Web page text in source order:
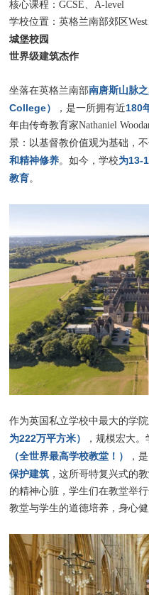
核心课程：GCSE、A-level
学校位置：英格兰南部郊区West
城堡校园
世界级建筑杰作
坐落在英格兰南部南唐斯山脉
College）
，是一所拥有近180
年由传奇教育家Nathaniel
景：以基督教价值观为基础，
和精神修养。如今，学校为13-
教育。
作为英国私立学校中最大的学
为222万平方米）
，规模宏大
（全世界最高学校教堂！）
，
保护建筑 ，这所哥特复兴式的
的精神心脏，学生们在教堂举
教堂与学生的道德培养，身心健